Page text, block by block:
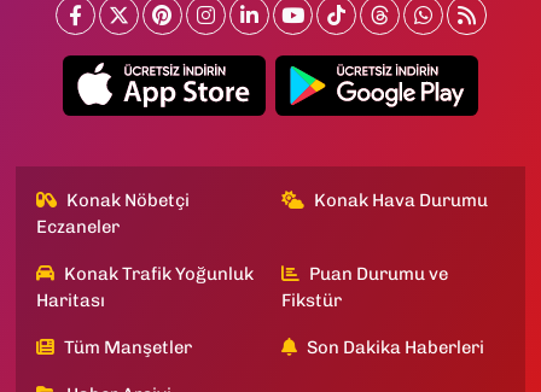
Konak Nöbetçi
Eczaneler
Konak Hava Durumu
Konak Trafik Yoğunluk
Haritası
Puan Durumu ve
Fikstür
Tüm Manşetler Son Dakika Haberleri